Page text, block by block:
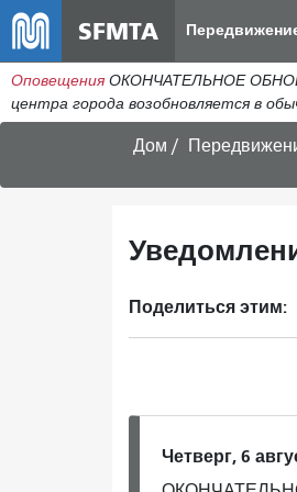
SFMTA
Оповещения ОКОНЧАТЕЛЬНОЕ
центра города возобновляется в
Дом
Поделиться этим:
Четверг, 6